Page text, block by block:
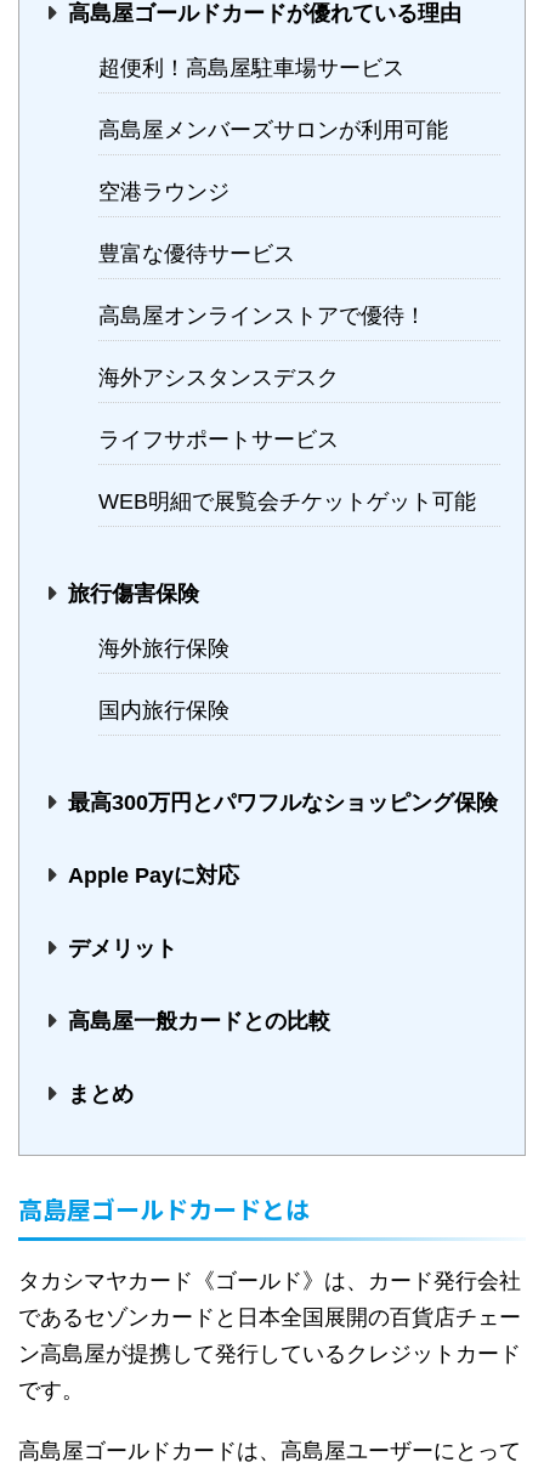
高島屋ゴールドカードが優れている理由
超便利！高島屋駐車場サービス
高島屋メンバーズサロンが利用可能
空港ラウンジ
豊富な優待サービス
高島屋オンラインストアで優待！
海外アシスタンスデスク
ライフサポートサービス
WEB明細で展覧会チケットゲット可能
旅行傷害保険
海外旅行保険
国内旅行保険
最高300万円とパワフルなショッピング保険
Apple Payに対応
デメリット
高島屋一般カードとの比較
まとめ
高島屋ゴールドカードとは
タカシマヤカード《ゴールド》は、カード発行会社
であるセゾンカードと日本全国展開の百貨店チェー
ン高島屋が提携して発行しているクレジットカード
です。
高島屋ゴールドカードは、高島屋ユーザーにとって